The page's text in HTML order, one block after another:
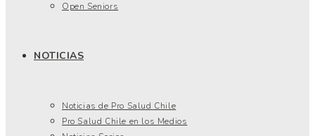
Open Seniors
NOTICIAS
Noticias de Pro Salud Chile
Pro Salud Chile en los Medios